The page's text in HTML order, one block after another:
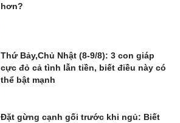
hơn?
Thứ Bảy,Chủ Nhật (8-9/8): 3 con giáp
cực đỏ cả tình lẫn tiền, biết điều này có
thể bật mạnh
Đặt gừng cạnh gối trước khi ngủ: Biết